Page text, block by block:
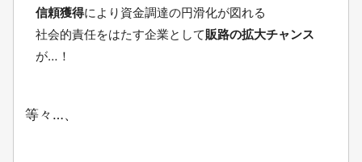
信頼獲得により資金調達の円滑化が図れる
社会的責任をはたす企業として販路の拡大チャンス
が…！
等々…、